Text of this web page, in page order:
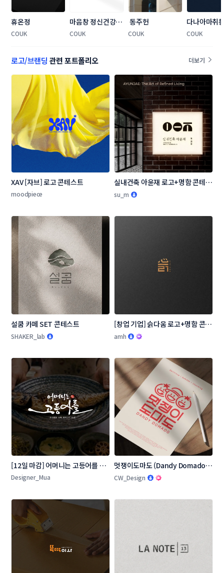
휴온정
COUK
마음창 정신건강의
학과의원
COUK
동주헌
COUK
다나아마취
학과의원
COUK
로고/브랜딩 관련 포트폴리오 더보기
XAV [자브] 로고 콘테스트
moodpiece
실내건축 아윤재 로고+명함 콘테스
트
su_m
설쿰 카페 SET 콘테스트
SHAKER_lab
[창업 기업] 슭다움 로고+명함 콘테
스트
amh
[12일 마감] 어머니는 고등어를 로
고 콘테스트
Designer_Mua
멋쟁이도마도 (Dandy Domado
로고 콘테스트
CW_Design